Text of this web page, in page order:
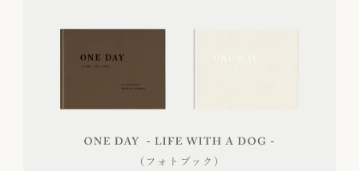
ONE DAY - LIFE WITH A DOG - （フォトブック）